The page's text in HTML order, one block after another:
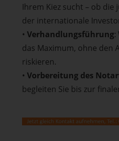
Ihrem Kiez sucht – ob die
der internationale
• Verhandlungsführung:
das Maximum, ohne den
riskieren.
• Vorbereitung des
begleiten Sie bis zur